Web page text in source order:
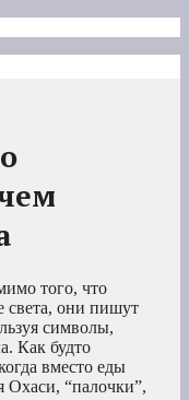
того, что
света, они пишут
символы,
Как будто
вместо еды
Охаси, “палочки”,